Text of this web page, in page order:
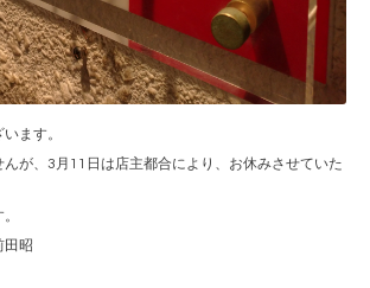
ます。
んが、3月11日は店主都合により、お休みさせていた
田昭